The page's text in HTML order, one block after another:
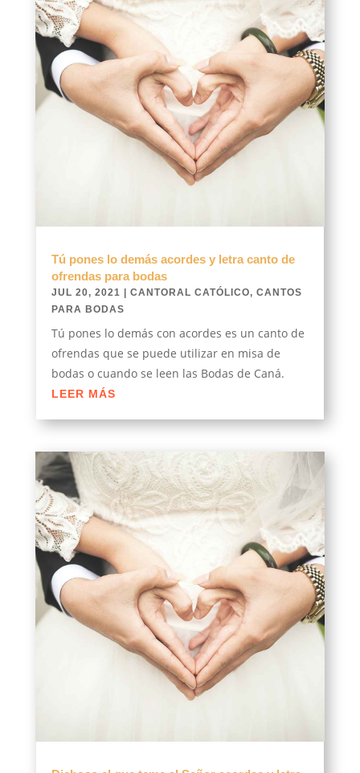
Tú pones lo demás acordes y letra canto de
ofrendas para bodas
JUL 20, 2021 CANTORAL CATÓLICO, CANTOS
PARA BODAS
Tú pones lo demás con acordes es un canto de
ofrendas que se puede utilizar en misa de
bodas o cuando se leen las Bodas de Caná.
LEER MÁS